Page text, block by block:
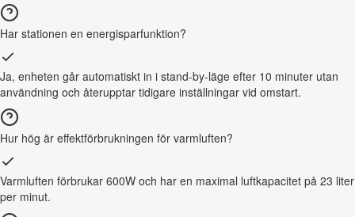
Har stationen en energisparfunktion?
Ja, enheten går automatiskt in i stand-by-läge efter 10 minuter utan
användning och återupptar tidigare inställningar vid omstart.
Hur hög är effektförbrukningen för varmluften?
Varmluften förbrukar 600W och har en maximal luftkapacitet på 23 liter
per minut.